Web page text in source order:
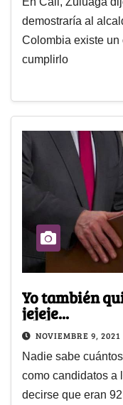
demostraría al
Colombia existe un
cumplirlo
Yo también
jejeje...
NOVIEMBRE 9, 2021
Nadie sabe
como candidatos a
decirse que eran